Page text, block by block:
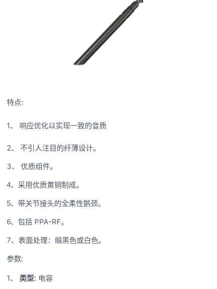
特点:
1、 响应优化以实现一致的音质
2、 不引人注目的纤薄设计。
3、 优质组件。
4、 采用优质黄铜制成。
5、 带关节接头的全柔性鹅颈。
6、 包括 PPA-RF。
7、 表面处理：缎黑色或白色。
参数:
1、 类型: 电容